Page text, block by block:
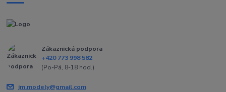
Zákaznická podpora
+420 773 998 582
(Po-Pá, 8-18 hod.)
jm.modely@gmail.com